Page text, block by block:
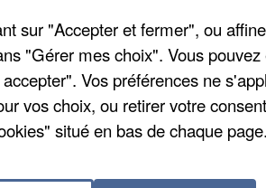
préfecture, aura lieu dimanche.
sur le rond-point des Propylées
est également
sur "Accepter et fermer", ou
"Gérer mes choix". Vous
Vos préférences ne
vos choix, ou retirer votre
situé en bas de chaque page.